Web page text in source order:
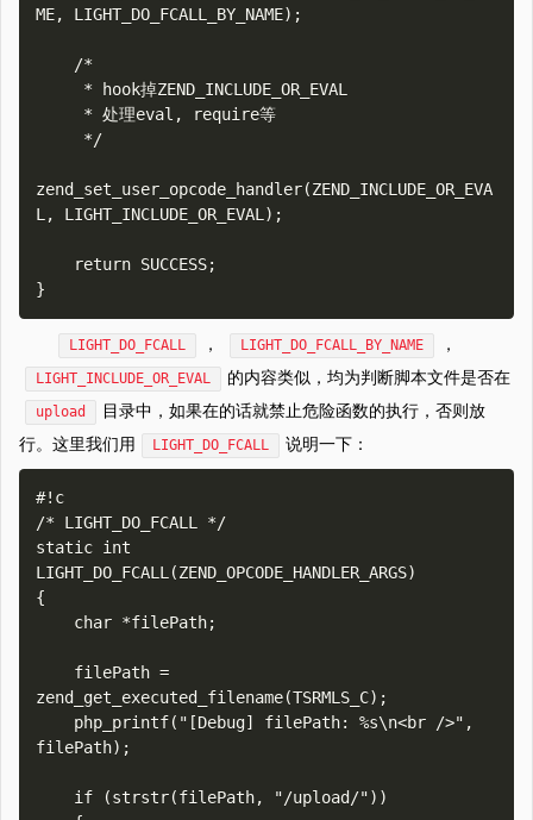
ME, LIGHT_DO_FCALL_BY_NAME);
zend_set_user_opcode_handler(ZEND_INCLUDE_OR_EVA
L, LIGHT_INCLUDE_OR_EVAL);
LIGHT_DO_FCALL ， LIGHT_DO_FCALL_BY_NAME ，
LIGHT_INCLUDE_OR_EVAL 的内容类似，均为判断脚本文件是否在
upload
目录中，如果在的话就禁止危险函数的执行，否则放
行。这里我们用
LIGHT_DO_FCALL 说明一下：
#!c
/* LIGHT_DO_FCALL */
static int
LIGHT_DO_FCALL(ZEND_OPCODE_HANDLER_ARGS)
{
zend_get_executed_filename(TSRMLS_C);
filePath);